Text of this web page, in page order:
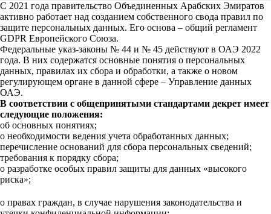
С 2021 года правительство Объединенных Арабских Эмиратов
активно работает над созданием собственного свода правил по
защите персональных данных. Его основа – общий регламент
GDPR Европейского Союза.
Федеральные указ-законы № 44 и № 45 действуют в ОАЭ 2022
года. В них содержатся основные понятия о персональных
данных, правилах их сбора и обработки, а также о новом
регулирующем органе в данной сфере – Управление данных
ОАЭ.
В соответствии с общепринятыми стандартами декрет имеет
следующие положения:
об основных понятиях;
о необходимости ведения учета обработанных данных;
перечисление оснований для сбора персональных сведений;
требования к порядку сбора;
о разработке особых правил защиты для данных «высокого
риска»;
о правах граждан, в случае нарушения законодательства и